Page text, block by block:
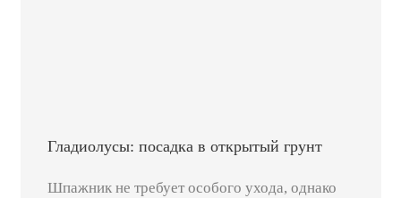
Гладиолусы: посадка в открытый грунт
Шпажник не требует особого ухода, однако